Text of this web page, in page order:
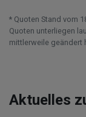
* Quoten Stand vom
Quoten unterliegen
mittlerweile geändert
Aktuelles